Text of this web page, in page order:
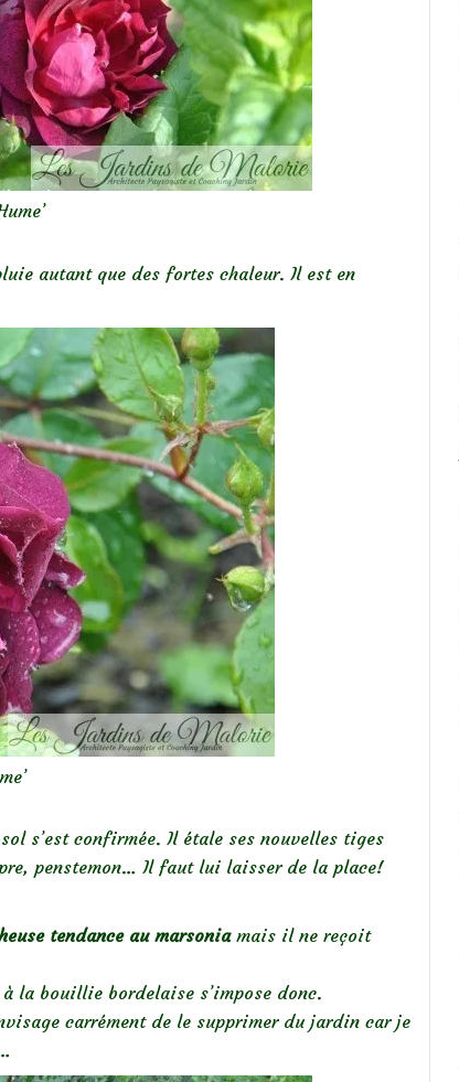
autant que des fortes chaleur. Il est en
s’est confirmée. Il étale ses nouvelles tiges
penstemon… Il faut lui laisser de la place!
tendance au marsoniamais il ne reçoit
la bouillie bordelaise s’impose donc.
carrément de le supprimer du jardin car je